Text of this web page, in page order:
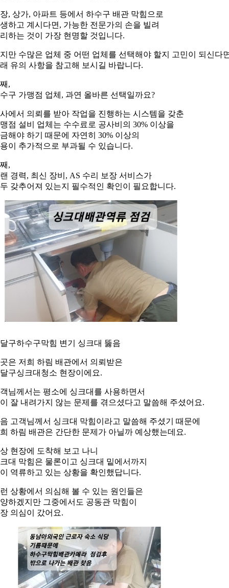
, 상가, 아파트 등에서 하수구 배관 막힘으로
하고 계시다면, 가능한 전문가의 손을 빌려
하는 것이 가장 현명할 것입니다.
만 수많은 업체 중 어떤 업체를 선택해야 할지 고민이 되신다
유의 사항을 참고해 보시길 바랍니다.
,
구 가맹점 업체, 과연 올바른 선택일까요?
에서 의뢰를 받아 작업을 진행하는 시스템을 갖춘
점 설비 업체는 수수료로 공사비의 30% 이상을
해야 하기 때문에 자연히 30% 이상의
이 추가적으로 부과될 수 있습니다.
,
경력, 최신 장비, AS 수리 보장 서비스가
갖추어져 있는지 필수적인 확인이 필요합니다.
구하수구막힘 변기 싱크대 뚫음
은 저희 하림 배관에서 의뢰받은
구싱크대청소 현장이에요.
님께서는 평소에 싱크대를 사용하면서
잘 내려가지 않는 문제를 겪으셨다고 말씀해 주셨어요.
고객님께서 싱크대 막힘이라고 말씀해 주셨기 때문에
하림 배관은 간단한 문제가 아닐까 예상했는데요.
현장에 도착해 보고 나니
대 막힘은 물론이고 싱크대 밑에서까지
역류하고 있는 상황을 확인했답니다.
상황에서 의심해 볼 수 있는 원인들은
하겠지만 그중에서도 공동관 막힘이
의심이 갔어요.